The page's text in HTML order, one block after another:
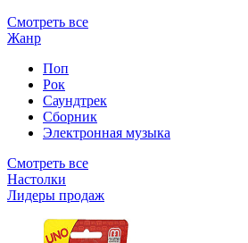
Смотреть все
Жанр
Поп
Рок
Саундтрек
Сборник
Электронная музыка
Смотреть все
Настолки
Лидеры продаж